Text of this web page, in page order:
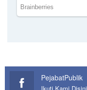
PejabatPublik
Ikuti Kami Disini